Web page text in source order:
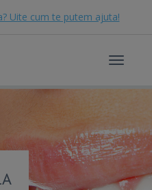
Uite cum te putem ajuta!
Toggle